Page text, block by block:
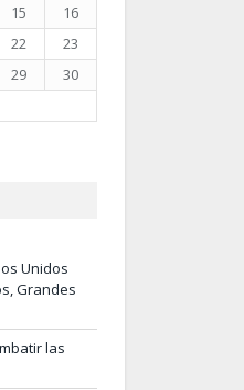
15
16
22
23
29
30
Unidos
Grandes
las